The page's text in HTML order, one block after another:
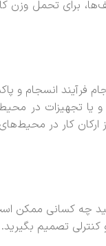
برای تحمل وزن
فرآیند انسجام
و یا تجهیزات در
ارکان کار در
چه کسانی ممکن
کنترلی تصمیم بگیرید.